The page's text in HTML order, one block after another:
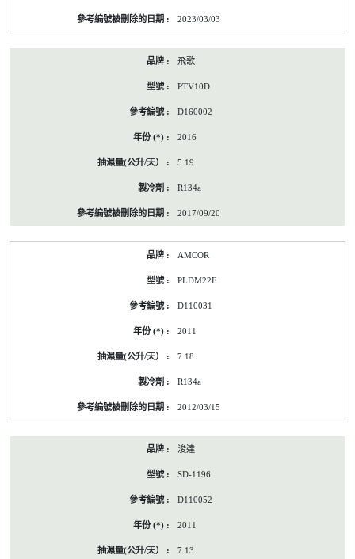
2023/03/03
飛歌
PTV10D
D160002
2016
5.19
R134a
2017/09/20
AMCOR
PLDM22E
D110031
2011
7.18
R134a
2012/03/15
浚達
SD-1196
D110052
2011
7.13